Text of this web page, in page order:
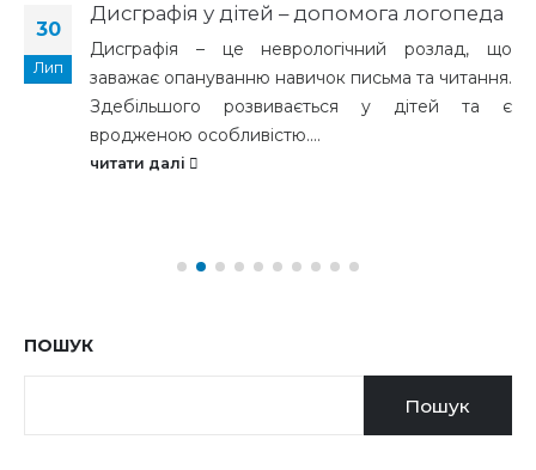
30
Лип
Дисграфія у дітей – допомога логопеда
Дисграфія – це неврологічний розлад, що
заважає опануванню навичок письма та читання.
Здебільшого розвивається у дітей та є
вродженою особливістю....
читати далі
ПОШУК
Пошук